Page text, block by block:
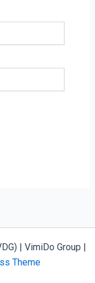
| VimiDo Group |
Theme